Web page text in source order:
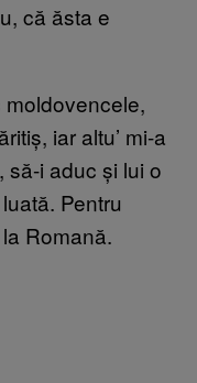
că ăsta e
iar altu’ mi-a
i aduc și lui o
Pentru
Romană.